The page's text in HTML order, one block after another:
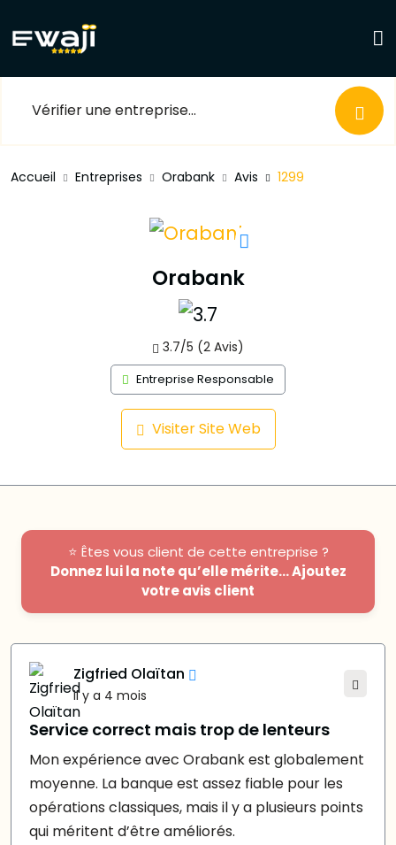
Accueil Entreprises Orabank Avis 1299
Orabank
3.7/5 (2 Avis)
Entreprise Responsable
Visiter Site Web
⭐ Êtes vous client de cette entreprise ?
Donnez lui la note qu’elle mérite... Ajoutez
votre avis client
Zigfried Olaïtan
il y a 4 mois
Service correct mais trop de lenteurs
Mon expérience avec Orabank est globalement
moyenne. La banque est assez fiable pour les
opérations classiques, mais il y a plusieurs points
qui méritent d’être améliorés.